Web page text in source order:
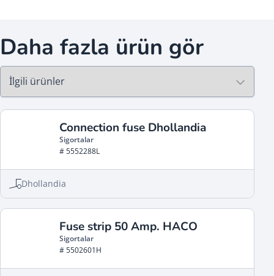
Daha fazla ürün gör
Connection fuse Dhollandia
Sigortalar
# 5552288L
Dhollandia
Fuse strip 50 Amp. HACO
Sigortalar
# 5502601H